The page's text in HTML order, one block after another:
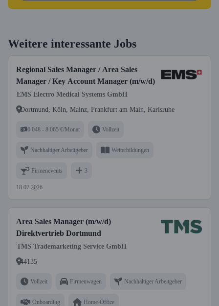
Weitere interessante Jobs
Regional Sales Manager / Area Sales
Manager / Key Account Manager (m/w/d)
EMS Electro Medical Systems GmbH
Dortmund, Köln, Mainz, Frankfurt am Main, Karlsruhe
6.048 - 8.065 €/Monat Vollzeit
Nachhaltiger Arbeitgeber Weiterbildungen
Firmenevents 3
18.07.2026
Area Sales Manager (m/w/d)
Direktvertrieb Dortmund
TMS Trademarketing Service GmbH
44135
Vollzeit Firmenwagen Nachhaltiger Arbeitgeber
Onboarding Home-Office